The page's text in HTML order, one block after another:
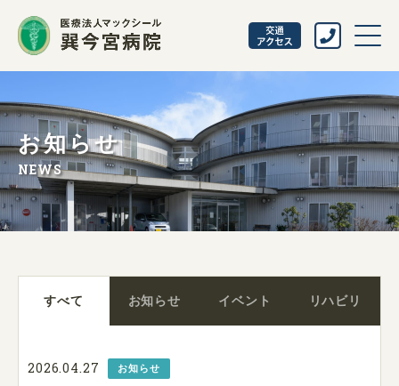
お知らせ
NEWS
すべて お知らせ イベント リハビリ
2026.04.27 お知らせ